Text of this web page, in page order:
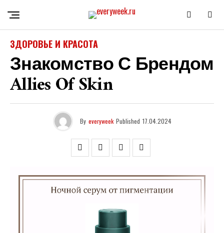
ЗДОРОВЬЕ И КРАСОТА
Знакомство С Брендом
Allies Of Skin
By everyweek Published 17.04.2024